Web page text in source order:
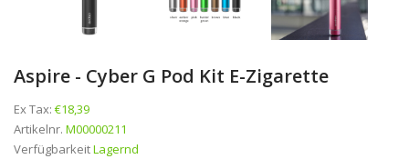
Aspire - Cyber G Pod Kit E-Zigarette
Ex Tax: €18,39
Artikelnr. M00000211
VerfügbarkeitLagernd